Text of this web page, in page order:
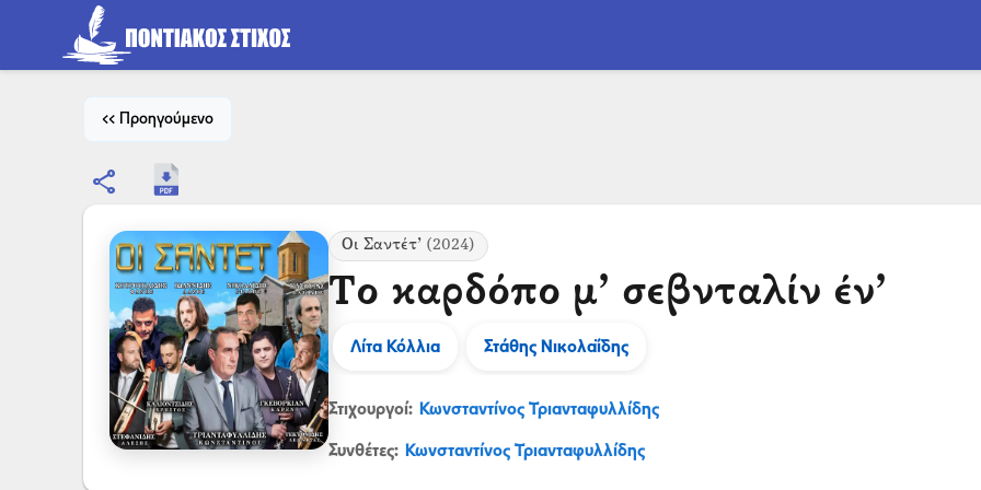
<< Προηγούμενο
share
Οι Σαντέτ’ (2024)
Το καρδόπο μ’ σεβνταλίν έν’
Λίτα Κόλλια Στάθης Νικολαΐδης
Στιχουργοί: Κωνσταντίνος Τριανταφυλλίδης
Συνθέτες: Κωνσταντίνος Τριανταφυλλίδης